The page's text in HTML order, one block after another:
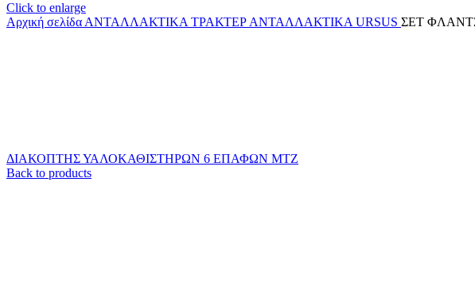
Click to enlarge
Αρχική σελίδα ΑΝΤΑΛΛΑΚΤΙΚΑ ΤΡΑΚΤΕΡ ΑΝΤΑΛΛΑΚΤΙΚΑ URSUS ΣΕΤ
ΔΙΑΚΟΠΤΗΣ ΥΑΛΟΚΑΘΙΣΤΗΡΩΝ 6 ΕΠΑΦΩΝ ΜΤΖ
Back to products